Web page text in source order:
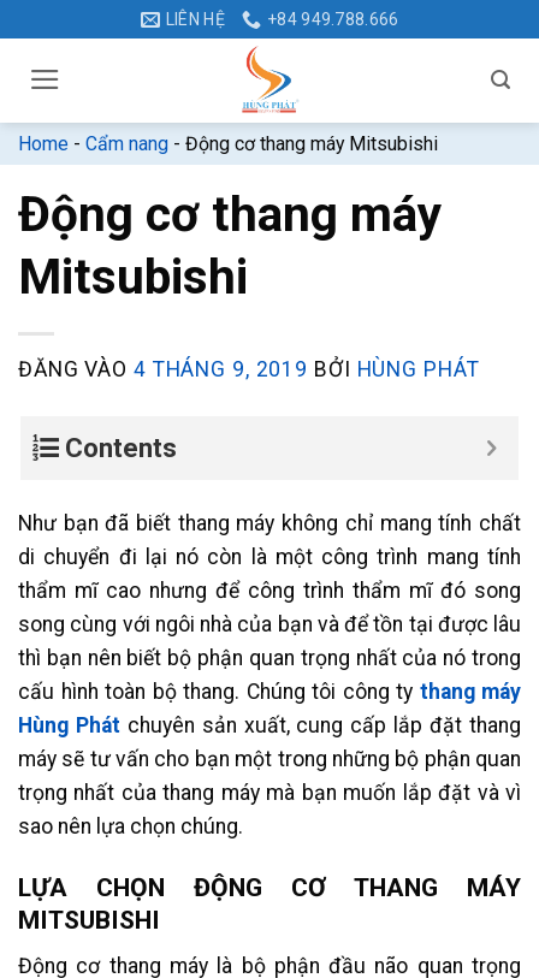
dung
LIÊN HỆ +84 949.788.666
Home - Cẩm nang - Động cơ thang máy Mitsubishi
Động cơ thang máy
Mitsubishi
ĐĂNG VÀO 4 THÁNG 9, 2019 BỞI HÙNG PHÁT
Contents
Như bạn đã biết thang máy không chỉ mang tính chất
di chuyển đi lại nó còn là một công trình mang tính
thẩm mĩ cao nhưng để công trình thẩm mĩ đó song
song cùng với ngôi nhà của bạn và để tồn tại được lâu
thì bạn nên biết bộ phận quan trọng nhất của nó trong
cấu hình toàn bộ thang. Chúng tôi công ty thang máy
Hùng Phát chuyên sản xuất, cung cấp lắp đặt thang
máy sẽ tư vấn cho bạn một trong những bộ phận quan
trọng nhất của thang máy mà bạn muốn lắp đặt và vì
sao nên lựa chọn chúng.
LỰA CHỌN ĐỘNG CƠ THANG MÁY
MITSUBISHI
Động cơ thang máy là bộ phận đầu não quan trọng